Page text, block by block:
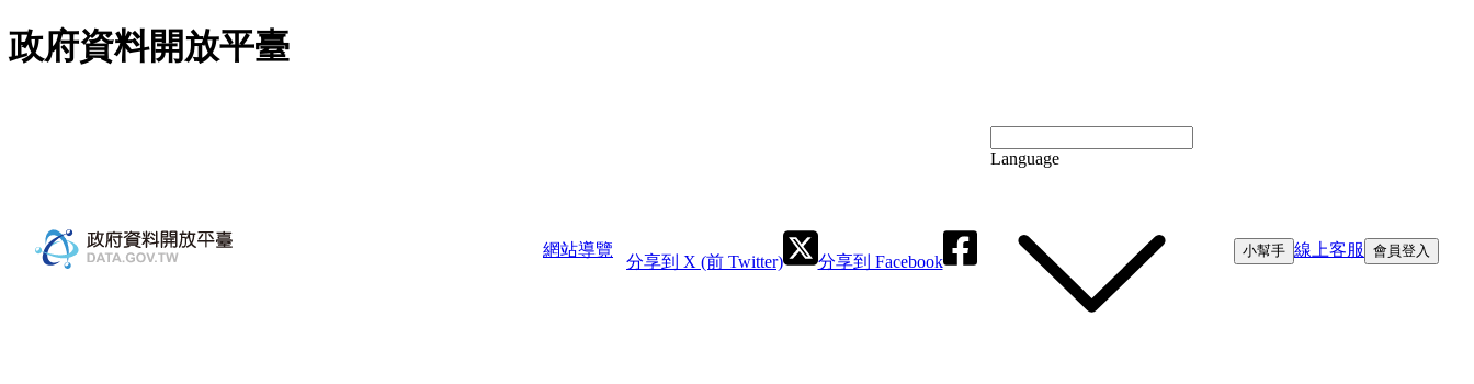
跳至主要內容
政府資料開放平臺
網站導覽
分享到 X (前 Twitter) 分享到 Facebook
Language
小幫手 線上客服 會員登入